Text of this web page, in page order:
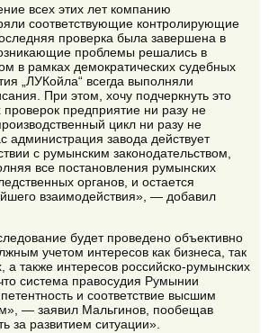
всех этих лет компанию
соответствующие контролирующие
проверка была завершена в
проблемы решались в
в рамках демократических судебных
„ЛУКойла“ всегда выполняли
При этом, хочу подчеркнуть это
предприятие ни разу не
цикл ни разу не
администрация завода действует
с румынским законодательством,
все постановления румынских
органов, и остается
взаимодействия», — добавил
будет проведено объективно
учетом интересов как бизнеса, так
а также интересов российско-румынских
система правосудия Румынии
и соответствие высшим
— заявил Мальгинов, пообещав
за развитием ситуации».